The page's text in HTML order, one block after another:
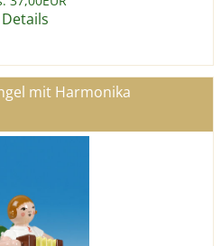
Details
mit Harmonika